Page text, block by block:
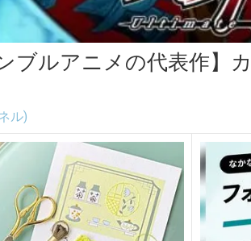
ブルアニメの代表作】
ル)